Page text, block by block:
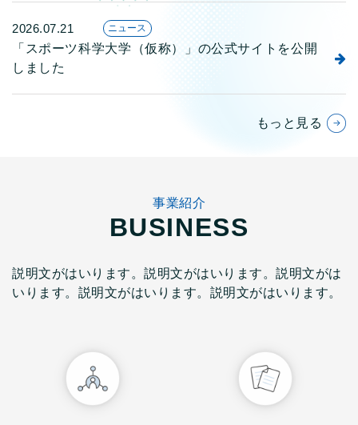
2026.07.21 ニュース
「スポーツ科学大学（仮称）」の公式サイトを公開
しました
もっと見る
事業紹介
BUSINESS
説明文がはいります。説明文がはいります。説明文がは
いります。説明文がはいります。説明文がはいります。